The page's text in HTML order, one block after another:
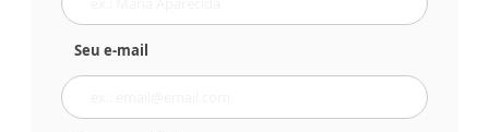
Seu e-mail